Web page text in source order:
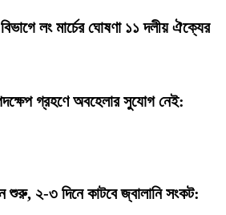
লং মার্চের ঘোষণা ১১ দলীয় ঐক্যের
গ্রহণে অবহেলার সুযোগ নেই:
শুরু, ২-৩ দিনে কাটবে জ্বালানি সংকট: